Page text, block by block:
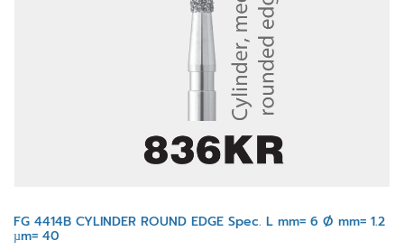
FG 4414B CYLINDER ROUND EDGE Spec. L mm= 6 Ø mm= 1.2
µm= 40